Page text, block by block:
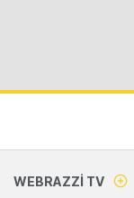
WEBRAZZI TV